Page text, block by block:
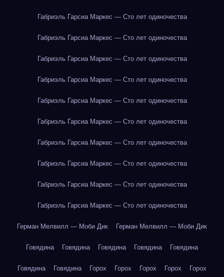
Габриэль Гарсиа Маркес — Сто лет одиночества
Габриэль Гарсиа Маркес — Сто лет одиночества
Габриэль Гарсиа Маркес — Сто лет одиночества
Габриэль Гарсиа Маркес — Сто лет одиночества
Габриэль Гарсиа Маркес — Сто лет одиночества
Габриэль Гарсиа Маркес — Сто лет одиночества
Габриэль Гарсиа Маркес — Сто лет одиночества
Габриэль Гарсиа Маркес — Сто лет одиночества
Габриэль Гарсиа Маркес — Сто лет одиночества
Габриэль Гарсиа Маркес — Сто лет одиночества
Герман Мелвилл — Моби Дик Герман Мелвилл — Моби Дик
Говядина Говядина Говядина Говядина Говядина
Говядина Говядина Горох Горох Горох Горох Горох